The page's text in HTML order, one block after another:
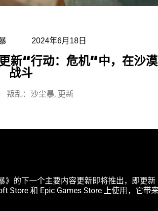
2024年6月18日
“行动：危机”中，在沙
战斗
叛乱：沙尘暴, 更新
的下一个主要内容更新即将推出，即更
Store 和 Epic Games Store 上使用，它